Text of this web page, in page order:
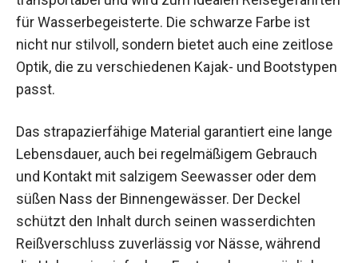
idealen Reisegefährten für Wasserbegeisterte.
Die schwarze Farbe ist nicht nur stilvoll, sondern
bietet auch eine zeitlose Optik, die zu
verschiedenen Kajak- und Bootstypen passt.
lange Lebensdauer, auch bei regelmäßigem
Gebrauch und Kontakt mit salzigem Seewasser
oder dem süßen Nass der Binnengewässer. Der
Deckel schützt den Inhalt durch seinen
wasserdichten Reißverschluss zuverlässig vor
Nässe, während die Haken ein einfaches